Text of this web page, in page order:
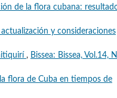
de la flora cubana:
y consideraciones
, Bissea: Bissea, Vol.14,
flora de Cuba en tiempos de